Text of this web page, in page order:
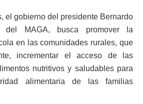
el gobierno del presidente Bernardo
del MAGA, busca promover la
en las comunidades rurales, que
incrementar el acceso de las
nutritivos y saludables para
alimentaria de las familias